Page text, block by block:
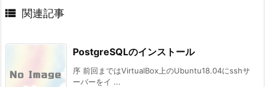
 関連記事
PostgreSQLのインストール
序 前回まではVirtualBox上のUbuntu18.04にsshサ
ーバーをイ ...